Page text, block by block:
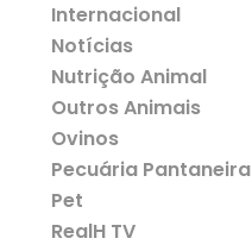
Internacional
Notícias
Nutrição Animal
Outros Animais
Ovinos
Pecuária Pantaneira
Pet
RealH TV